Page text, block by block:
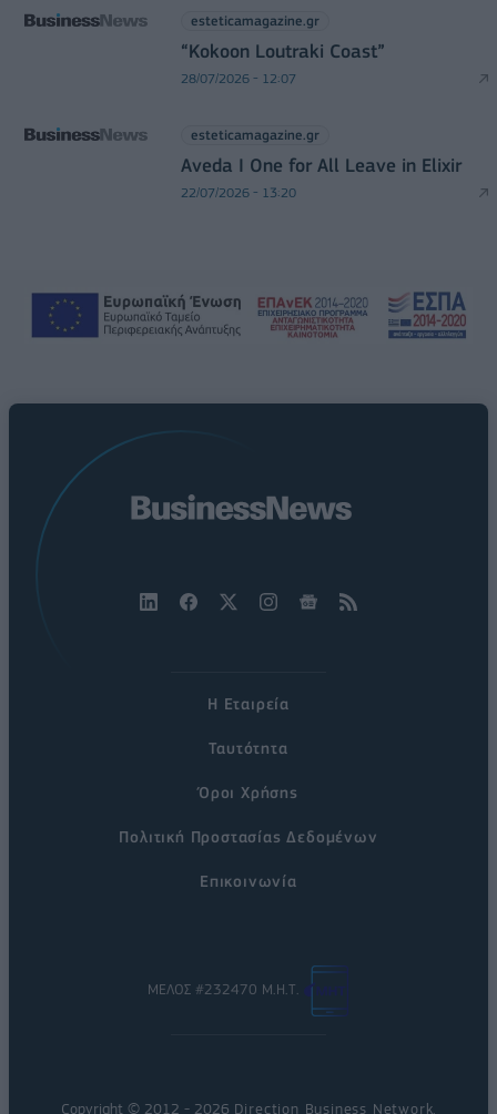
esteticamagazine.gr
“Kokoon Loutraki Coast”
28/07/2026 - 12:07
esteticamagazine.gr
Aveda I One for All Leave in Elixir
22/07/2026 - 13:20
Η Εταιρεία
Ταυτότητα
Όροι Χρήσης
Πολιτική Προστασίας Δεδομένων
Επικοινωνία
ΜΕΛΟΣ #232470 Μ.Η.Τ.
Copyright © 2012 - 2026 Direction Business Network